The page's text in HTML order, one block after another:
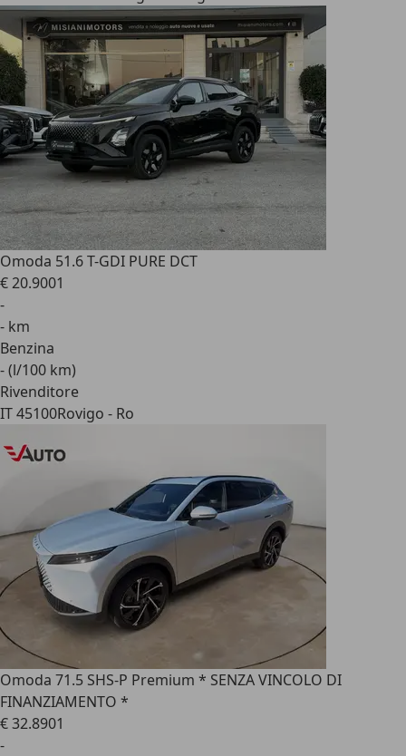
Omoda 51.6 T-GDI PURE DCT
€ 20.9001
-
- km
Benzina
- (l/100 km)
Rivenditore
IT 45100Rovigo - Ro
Omoda 71.5 SHS-P Premium * SENZA VINCOLO DI
FINANZIAMENTO *
€ 32.8901
-